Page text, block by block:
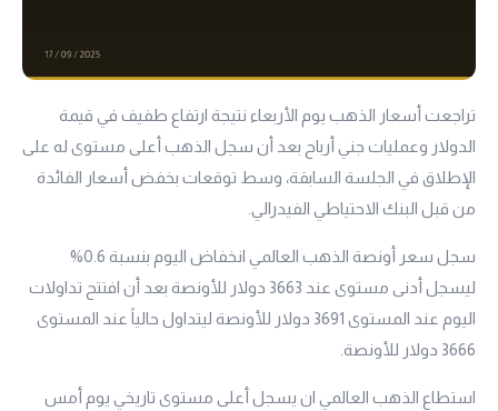
تراجعت أسعار الذهب يوم الأربعاء نتيجة ارتفاع طفيف في قيمة
الدولار وعمليات جني أرباح بعد أن سجل الذهب أعلى مستوى له على
الإطلاق في الجلسة السابقة، وسط توقعات بخفض أسعار الفائدة
من قبل البنك الاحتياطي الفيدرالي.
سجل سعر أونصة الذهب العالمي انخفاض اليوم بنسبة 0.6%
ليسجل أدنى مستوى عند 3663 دولار للأونصة بعد أن افتتح تداولات
اليوم عند المستوى 3691 دولار للأونصة ليتداول حالياً عند المستوى
3666 دولار للأونصة.
استطاع الذهب العالمي ان يسجل أعلى مستوى تاريخي يوم أمس